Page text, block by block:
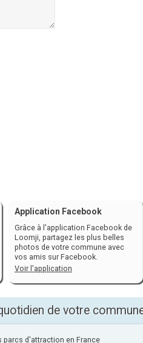
Application Facebook
Grâce à l'application Facebook de
Loomji, partagez les plus belles
photos de votre commune avec
vos amis sur Facebook.
Voir l'application
de votre
parcs d'attraction en France